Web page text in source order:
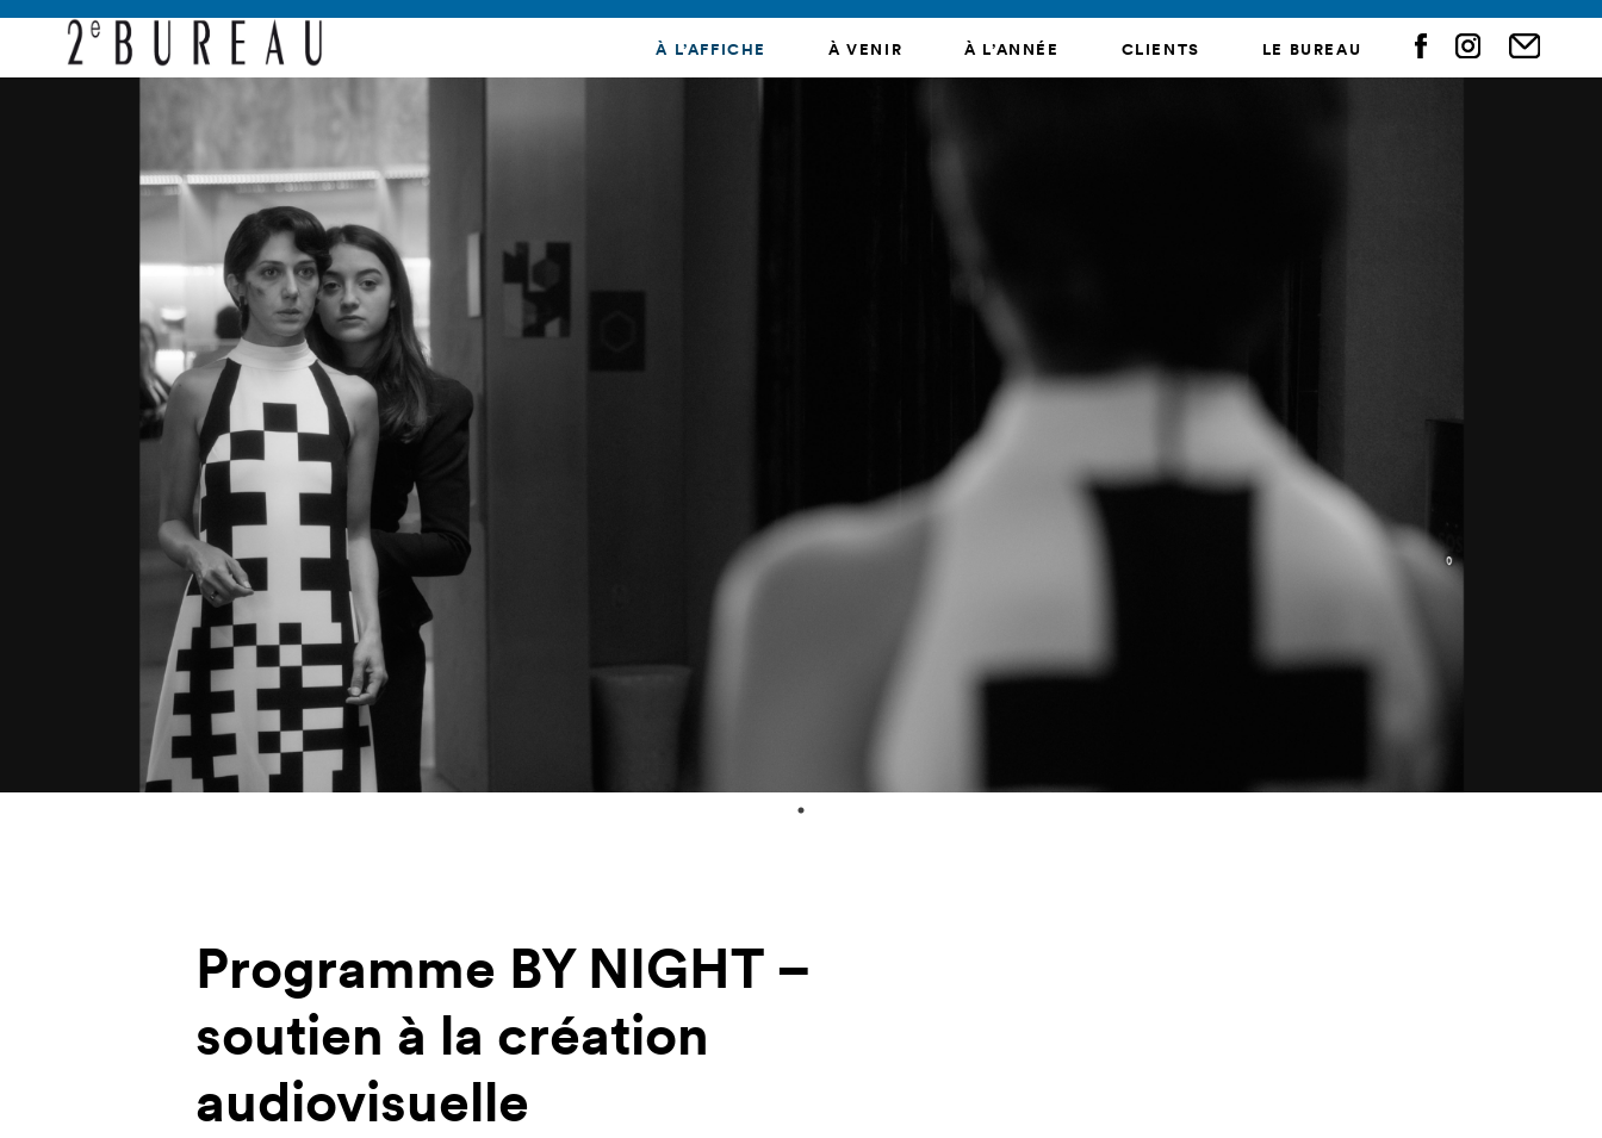
À L’AFFICHE À VENIR À L’ANNÉE CLIENTS LE BUREAU
Programme BY NIGHT –
soutien à la création
audiovisuelle